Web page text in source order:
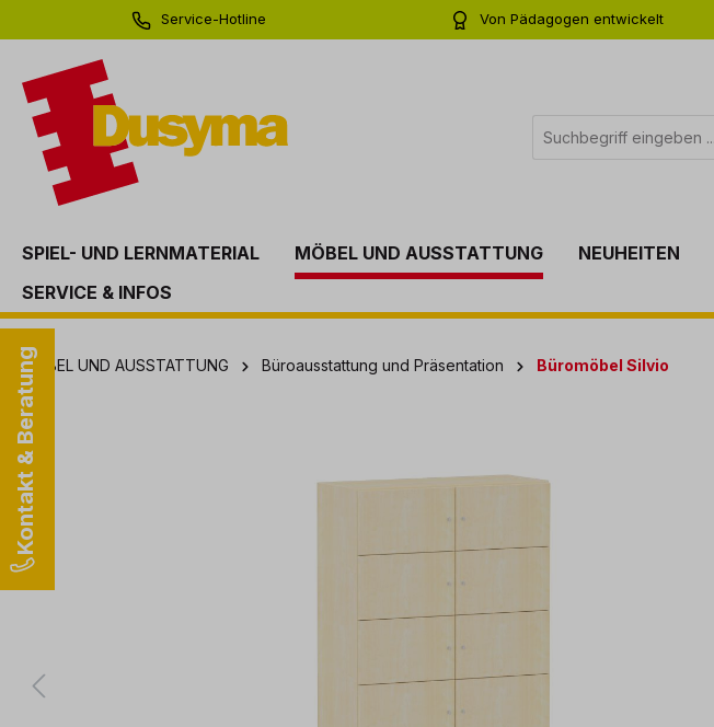
Zur Hauptnavigation springen
Service-Hotline
Von Pädagogen entwickelt
SPIEL- UND LERNMATERIAL MÖBEL UND AUSSTATTUNG NEUHEITEN
SERVICE & INFOS
Kontakt & Beratung
MÖBEL UND AUSSTATTUNG Büroausstattung und Präsentation Büromöbel Silvio
Bildergalerie überspringen